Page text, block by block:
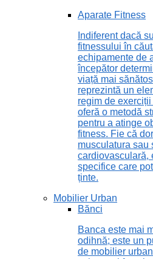
Aparate Fitness
Indiferent dacă
fitnessului în
echipamente de
începător
viață mai
reprezintă un
regim de
oferă o metodă
pentru a atinge
fitness. Fie că
musculatura sau
cardiovasculară,
specifice care
ținte.
Mobilier Urban
Bănci
Banca este mai
odihnă; este un
de mobilier